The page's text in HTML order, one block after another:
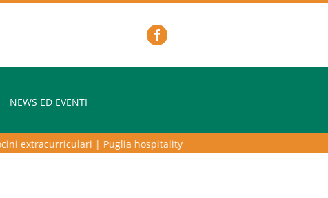
NEWS ED EVENTI
extracurriculari|Puglia hospitality lab – programma di alta